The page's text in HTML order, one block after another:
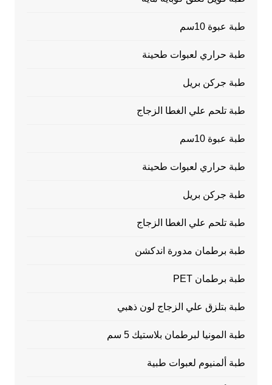
طبة عبوة 10سم
طبة حراري لعبوات طحينة
طبة جركن بريل
طبة تلحم علي الغطا الزجاج
طبة عبوة 10سم
طبة حراري لعبوات طحينة
طبة جركن بريل
طبة تلحم علي الغطا الزجاج
طبة برطمان مدورة اندكشن
طبة برطمان PET
طبة بتلزق علي الزجاج لون ذهبي
طبة المونيا لبرطمان بلاستيك 5 سم
طبة ألمنيوم لعبوات طبية